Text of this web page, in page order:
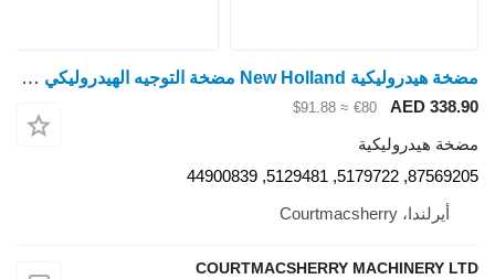
مضخة هيدروليكية New Holland مضخة التوجيه الهيدروليكي لسيارة فيات 980، الأرقام المرجعية: 87569205، 5179722، 512948 لـ جرار بعجلات Ford 3830, 4030, 4230, 4430
AED 338.90
€80
≈ $91.88
مضخة هيدروليكية
87569205, 5179722, 5129481, 44900839
أيرلندا، Courtmacsherry
COURTMACSHERRY MACHINERY LTD